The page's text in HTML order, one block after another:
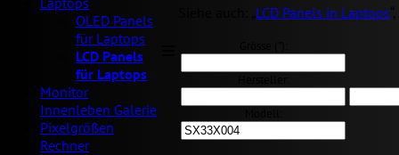
OLED Panels
für Laptops
LCD Panels
für Laptops
Monitor
Innenleben Galerie
Pixelgrößen
Rechner
LCD Panels in Laptops